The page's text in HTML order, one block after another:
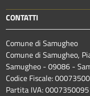
CONTATTI
Comune di Samugheo
Comune di Samugheo,
Samugheo - 09086 -
Codice Fiscale:
Partita IVA: